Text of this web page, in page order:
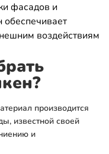
фасадов и
обеспечивает
воздействиям
производится
известной своей
и